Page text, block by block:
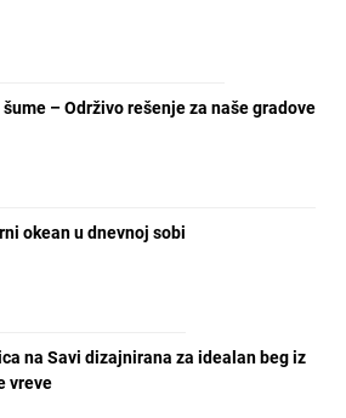
šume – Održivo rešenje za naše gradove
okean u dnevnoj sobi
na Savi dizajnirana za idealan beg iz
vreve